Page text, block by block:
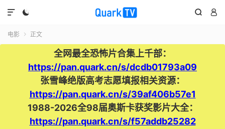
  

电影  正文
全网最全恐怖片合集上千部：
https://pan.quark.cn/s/dcdb01793a09
张雪峰绝版高考志愿填报相关资源：
https://pan.quark.cn/s/39af406b57e1
1988-2026全98届奥斯卡获奖影片大全：
https://pan.quark.cn/s/f57addb25282